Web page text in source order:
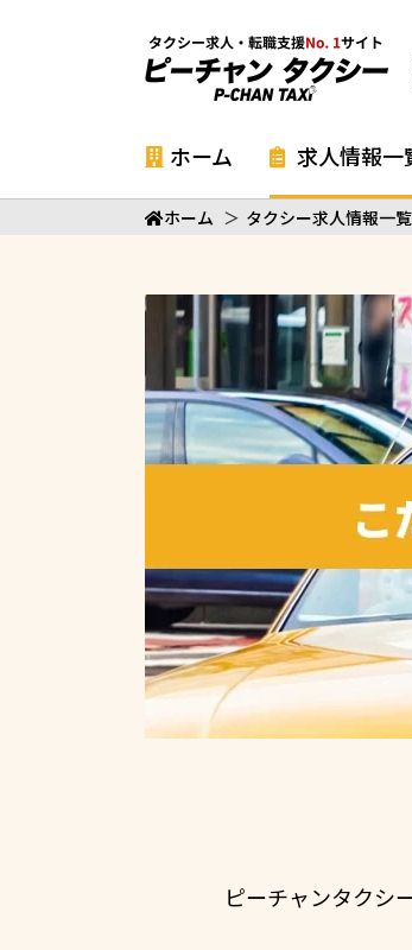
ホーム 求人情報一
ホーム ＞ タクシー求人情報一覧
ピーチャンタクシ